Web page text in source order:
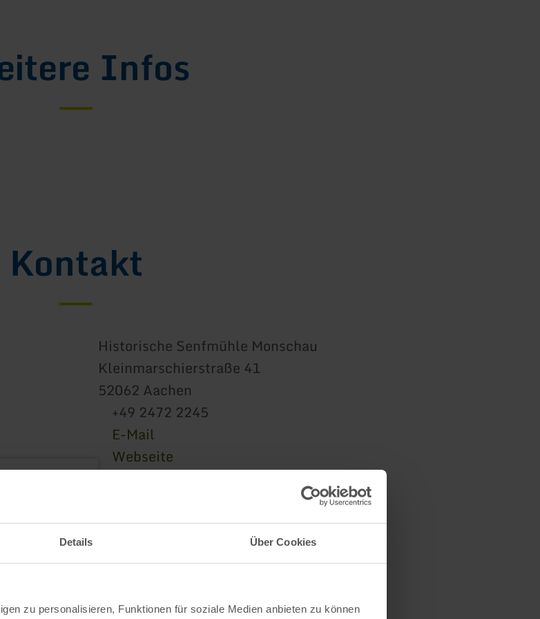
Details Über Cookies
zu personalisieren, Funktionen für soziale Medien anbieten zu können
Infos
Kontakt
Historische Senfmühle Monschau
Kleinmarschierstraße 41
52062 Aachen
+49 2472 2245
E-Mail
Webseite
aachen tourist service e.v.
E-Mail